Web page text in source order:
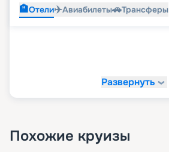
🏨Отели✈️Авиабилеты🚗Трансферы
Развернуть
Похожие круизы